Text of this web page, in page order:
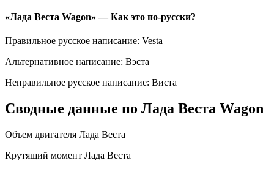
«Лада Веста Wagon» — Как это по-русски?
Правильное русское написание: Vesta
Альтернативное написание: Вэста
Неправильное русское написание: Виста
Сводные данные по Лада Веста Wagon
Объем двигателя Лада Веста
Крутящий момент Лада Веста